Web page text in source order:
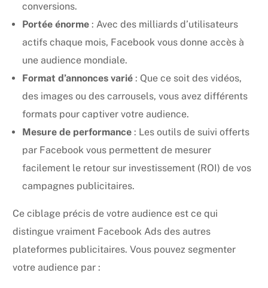
conversions.
Portée énorme : Avec des milliards d’utilisateurs
actifs chaque mois, Facebook vous donne accès à
une audience mondiale.
Format d’annonces varié : Que ce soit des vidéos,
des images ou des carrousels, vous avez différents
formats pour captiver votre audience.
Mesure de performance : Les outils de suivi offerts
par Facebook vous permettent de mesurer
facilement le retour sur investissement (ROI) de vos
campagnes publicitaires.
Ce ciblage précis de votre audience est ce qui
distingue vraiment Facebook Ads des autres
plateformes publicitaires. Vous pouvez segmenter
votre audience par :